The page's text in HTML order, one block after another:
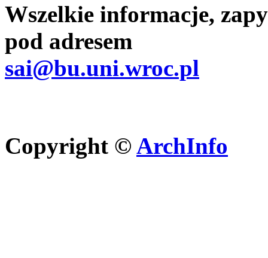
Wszelkie informacje,
pod adresem
sai@bu.uni.wroc.pl
Copyright © ArchInfo